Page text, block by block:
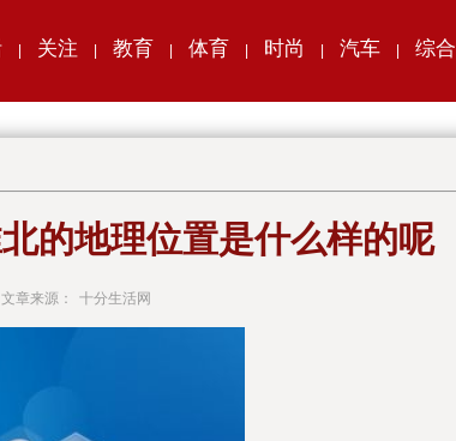
关注 教育 体育 时尚 汽车 综合
的地理位置是什么样的呢
文章来源： 十分生活网